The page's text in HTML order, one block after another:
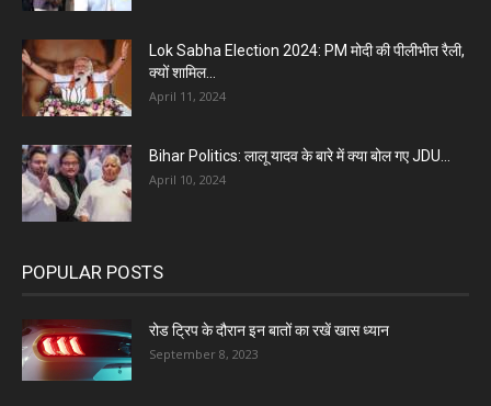
Lok Sabha Election 2024: PM मोदी की पीलीभीत रैली,
क्यों शामिल...
April 11, 2024
Bihar Politics: लालू यादव के बारे में क्या बोल गए JDU...
April 10, 2024
POPULAR POSTS
रोड ट्रिप के दौरान इन बातों का रखें खास ध्यान
September 8, 2023